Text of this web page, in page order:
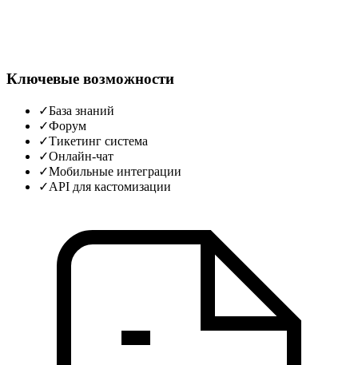
Ключевые возможности
✓База знаний
✓Форум
✓Тикетинг система
✓Онлайн‑чат
✓Мобильные интеграции
✓API для кастомизации